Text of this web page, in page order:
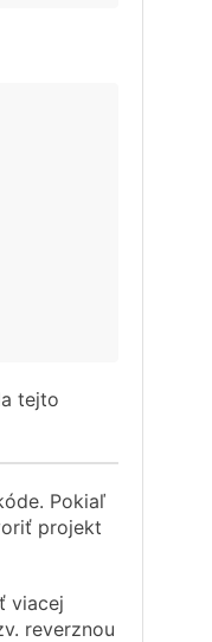
tejto
Pokiaľ
projekt
viacej
reverznou